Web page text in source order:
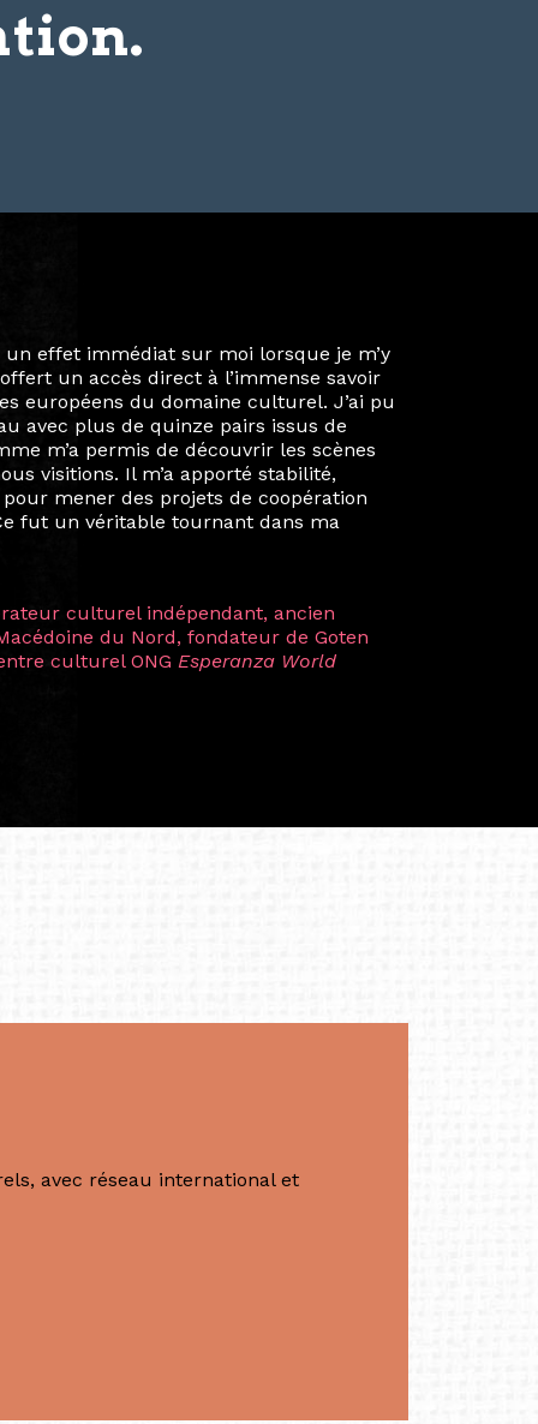
privée et ma vie professionnelle dans les
Durant mon année au sein du Diplôme
réseau européen aussi inattendu que
au-delà de la salle de classe. En
camarades à collaborer sur des projets
de Helsinki à Kuala Lumpur, Langkawi,
ainsi ma vision de curatrice
à travers les disciplines et les
Zuntz — une amitié dont la générosité et
trajectoire et m’ont conduite de
d’une décennie. Aujourd’hui encore,
/Germany)